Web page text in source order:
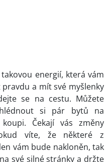
energií, která vám
a mít své myšlenky
se na cestu. Můžete
si pár bytů na
Čekají vás změny
víte, že některé z
vám bude nakloněn, tak
své silné stránky a držte